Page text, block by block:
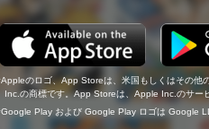
Appleのロゴ、App Storeは、米国もしくはその他
Inc.の商標です。App Storeは、Apple Inc.のサー
Google Play および Google Play ロゴは Google